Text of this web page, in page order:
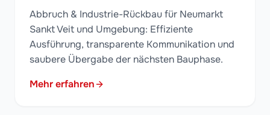
Abbruch & Industrie-Rückbau für Neumarkt
Sankt Veit und Umgebung: Effiziente
Ausführung, transparente Kommunikation und
saubere Übergabe der nächsten Bauphase.
Mehr erfahren